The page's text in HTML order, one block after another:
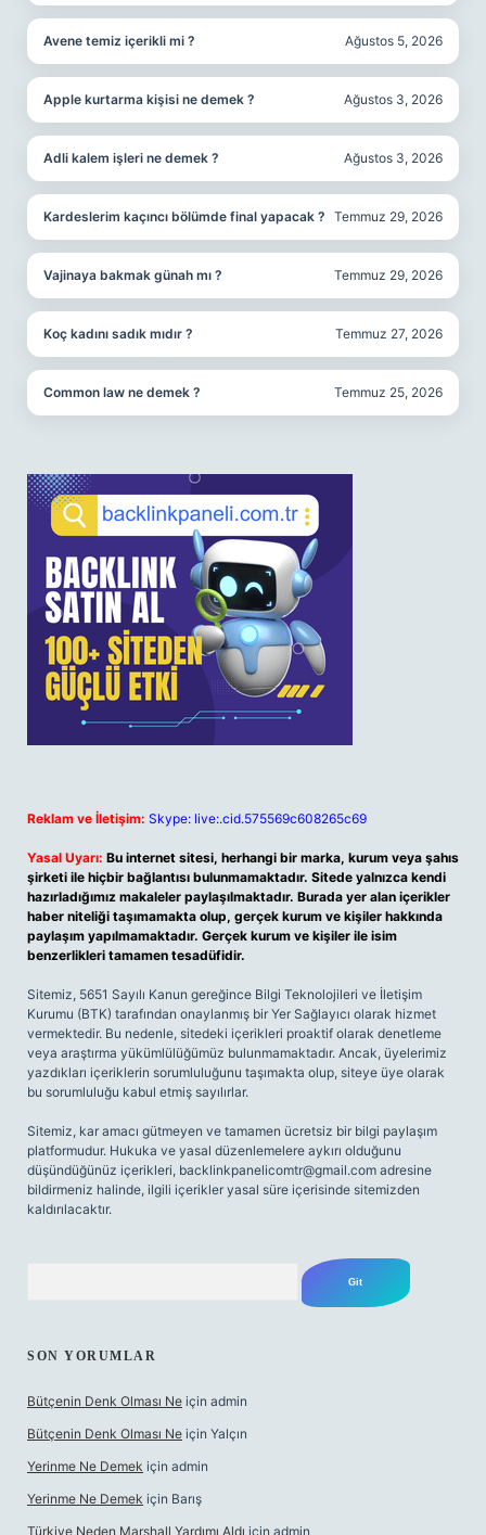
Avene temiz içerikli mi ? Ağustos 5, 2026
Apple kurtarma kişisi ne demek ? Ağustos 3, 2026
Adli kalem işleri ne demek ? Ağustos 3, 2026
Kardeslerim kaçıncı bölümde final yapacak ? Temmuz 29, 2026
Vajinaya bakmak günah mı ? Temmuz 29, 2026
Koç kadını sadık mıdır ? Temmuz 27, 2026
Common law ne demek ? Temmuz 25, 2026
Reklam ve İletişim: Skype: live:.cid.575569c608265c69
Yasal Uyarı: Bu internet sitesi, herhangi bir marka, kurum veya şahıs
şirketi ile hiçbir bağlantısı bulunmamaktadır. Sitede yalnızca kendi
hazırladığımız makaleler paylaşılmaktadır. Burada yer alan içerikler
haber niteliği taşımamakta olup, gerçek kurum ve kişiler hakkında
paylaşım yapılmamaktadır. Gerçek kurum ve kişiler ile isim
benzerlikleri tamamen tesadüfidir.
Sitemiz, 5651 Sayılı Kanun gereğince Bilgi Teknolojileri ve İletişim
Kurumu (BTK) tarafından onaylanmış bir Yer Sağlayıcı olarak hizmet
vermektedir. Bu nedenle, sitedeki içerikleri proaktif olarak denetleme
veya araştırma yükümlülüğümüz bulunmamaktadır. Ancak, üyelerimiz
yazdıkları içeriklerin sorumluluğunu taşımakta olup, siteye üye olarak
bu sorumluluğu kabul etmiş sayılırlar.
Sitemiz, kar amacı gütmeyen ve tamamen ücretsiz bir bilgi paylaşım
platformudur. Hukuka ve yasal düzenlemelere aykırı olduğunu
düşündüğünüz içerikleri, backlinkpanelicomtr@gmail.com adresine
bildirmeniz halinde, ilgili içerikler yasal süre içerisinde sitemizden
kaldırılacaktır.
SON YORUMLAR
Bütçenin Denk Olması Ne için admin
Bütçenin Denk Olması Ne için Yalçın
Yerinme Ne Demek için admin
Yerinme Ne Demek için Barış
Türkiye Neden Marshall Yardımı Aldı için admin